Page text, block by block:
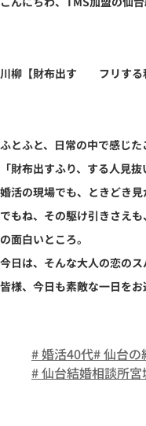
川柳【財布出す フリす
ふとふと、日常の中で感じた
「財布出すふり、する人見抜
婚活の現場でも、ときどき見
でもね、その駆け引きさえ
の面白いところ。
今日は、そんな大人の恋のス
皆様、今日も素敵な一日をお
# 婚活40代# 仙台の
# 仙台結婚相談所